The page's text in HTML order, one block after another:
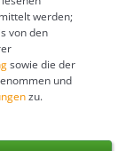
werden;
von den
sowie die der
und
zu.